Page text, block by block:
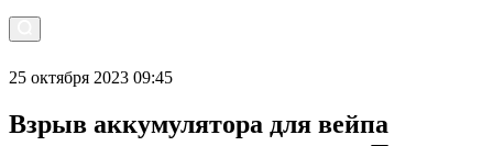
25 октября 2023 09:45
Взрыв аккумулятора для вейпа